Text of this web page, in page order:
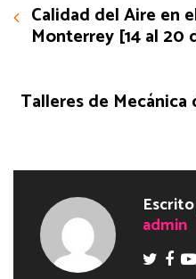
Calidad del Aire en
Monterrey [14 al 20
Talleres de
admin